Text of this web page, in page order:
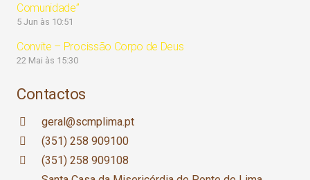
Comunidade”
5 Jun às 10:51
Convite – Procissão Corpo de Deus
22 Mai às 15:30
Contactos
geral@scmplima.pt
(351) 258 909100
(351) 258 909108